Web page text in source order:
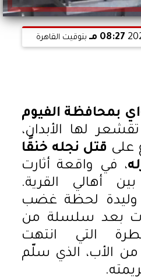
08:27 مـ بتوقيت القاهرة
بمحافظة الفيوم
لها الأبدان،
على قتل نجله خنقًا
، في واقعة أثارت
أهالي القرية.
وليدة لحظة غضب
بعد سلسلة من
التي انتهت
الأب، الذي سلّم